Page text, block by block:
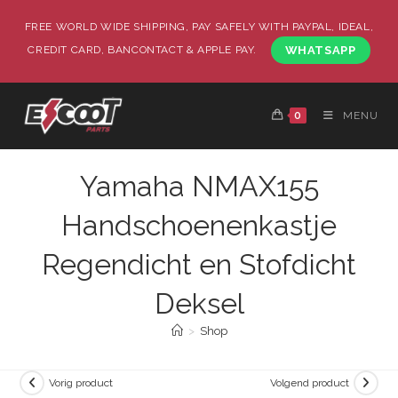
FREE WORLD WIDE SHIPPING, PAY SAFELY WITH PAYPAL, IDEAL,
CREDIT CARD, BANCONTACT & APPLE PAY.
WHATSAPP
0 MENU
Yamaha NMAX155
Handschoenenkastje
Regendicht en Stofdicht
Deksel
> Shop
Vorig product Volgend product